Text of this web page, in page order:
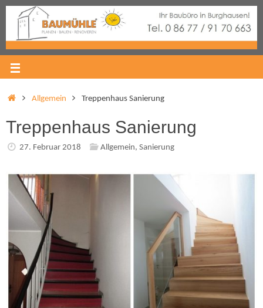
Allgemein Treppenhaus Sanierung
Treppenhaus Sanierung
27. Februar 2018 Allgemein, Sanierung